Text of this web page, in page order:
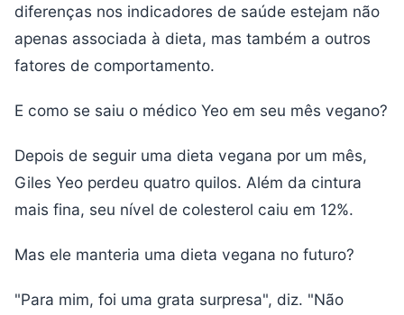
diferenças nos indicadores de saúde estejam não
apenas associada à dieta, mas também a outros
fatores de comportamento.
E como se saiu o médico Yeo em seu mês vegano?
Depois de seguir uma dieta vegana por um mês,
Giles Yeo perdeu quatro quilos. Além da cintura
mais fina, seu nível de colesterol caiu em 12%.
Mas ele manteria uma dieta vegana no futuro?
"Para mim, foi uma grata surpresa", diz. "Não